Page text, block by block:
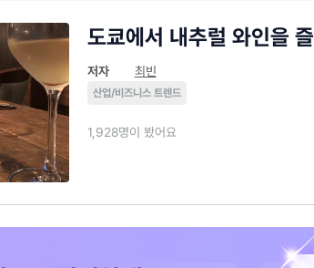
도쿄에서 내추럴 와인을
저자 최빈
산업/비즈니스 트렌드
1,928명이 봤어요